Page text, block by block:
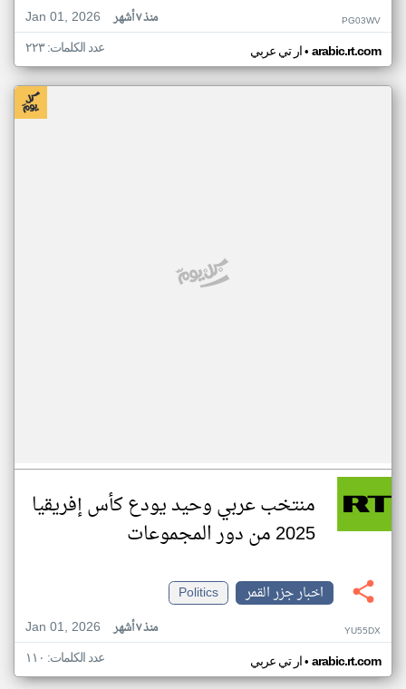
Jan 01, 2026
منذ ٧ أشهر PG03WV
ار تي عربي• arabic.rt.com عدد الكلمات: ٢٢٣
منتخب عربي وحيد يودع كأس إفريقيا
2025 من دور المجموعات
اخبار جزر القمر
Politics
Jan 01, 2026
منذ ٧ أشهر YU55DX
ار تي عربي• arabic.rt.com عدد الكلمات: ١١٠